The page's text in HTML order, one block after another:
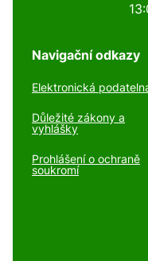
Navigační odkazy
Elektronická
Důležité zákony a
vyhlášky
Prohlášení o ochraně
soukromí